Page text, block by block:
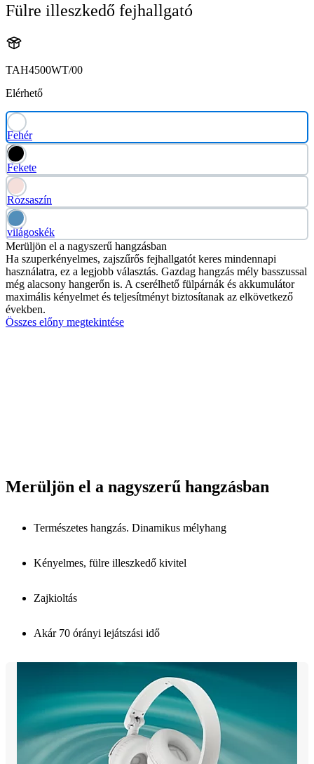
Fülre illeszkedő fejhallgató
TAH4500WT/00
Elérhető
Fehér
Fekete
Rózsaszín
világoskék
Merüljön el a nagyszerű hangzásban
Ha szuperkényelmes, zajszűrős fejhallgatót keres mindennapi
használatra, ez a legjobb választás. Gazdag hangzás mély basszussal
még alacsony hangerőn is. A cserélhető fülpárnák és akkumulátor
maximális kényelmet és teljesítményt biztosítanak az elkövetkező
években.
Összes előny megtekintése
Merüljön el a nagyszerű hangzásban
Természetes hangzás. Dinamikus mélyhang
Kényelmes, fülre illeszkedő kivitel
Zajkioltás
Akár 70 órányi lejátszási idő